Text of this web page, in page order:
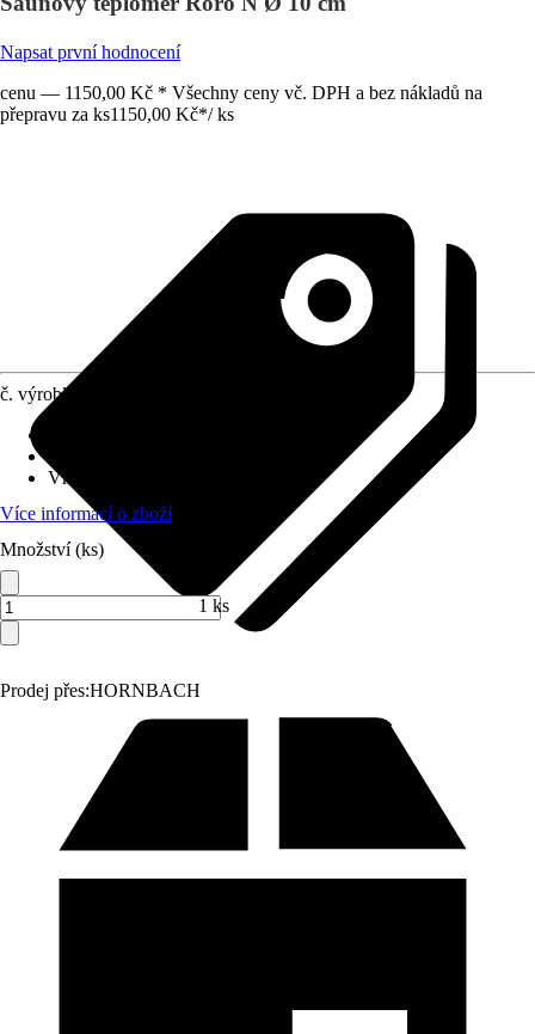
Napsat první hodnocení
cenu — 1150,00 Kč * Všechny ceny vč. DPH a bez nákladů na
přepravu za ks1150,00 Kč*/ ks
Prodej přes:HORNBACH
č. výrobku
Vhodné pro
Více informací o zboží
Množství (ks)
1 ks